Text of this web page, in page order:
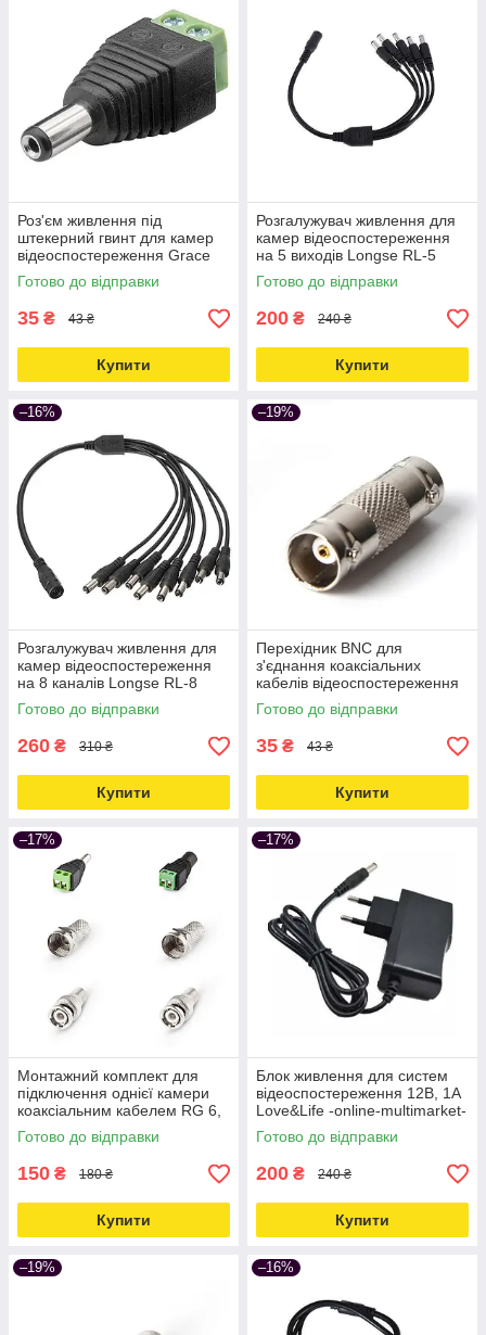
Роз'єм живлення під
штекерний гвинт для камер
відеоспостереження Grace
Security PWC-02 Love&Life -
online-multimarket-
Готово до відправки
35 ₴ 43 ₴
Купити
Розгалужувач живлення для
камер відеоспостереження
на 5 виходів Longse RL-5
Love&Life -online-multimarket-
Готово до відправки
200 ₴ 240 ₴
Купити
–16%
Розгалужувач живлення для
камер відеоспостереження
на 8 каналів Longse RL-8
Love&Life -online-multimarket-
Готово до відправки
260 ₴ 310 ₴
Купити
–19%
Перехідник BNC для
з'єднання коаксіальних
кабелів відеоспостереження
Unitoptek BNC-08 Love&Life -
online-multimarket-
Готово до відправки
35 ₴ 43 ₴
Купити
–17%
Монтажний комплект для
підключення однієї камери
коаксіальним кабелем RG 6,
RG 59 Love&Life -online-
multimarket-
Готово до відправки
150 ₴ 180 ₴
Купити
–17%
Блок живлення для систем
відеоспостереження 12В, 1А
Love&Life -online-multimarket-
Готово до відправки
200 ₴ 240 ₴
Купити
–19% –16%